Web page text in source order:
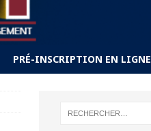
PRÉ-INSCRIPTION EN LIGNE